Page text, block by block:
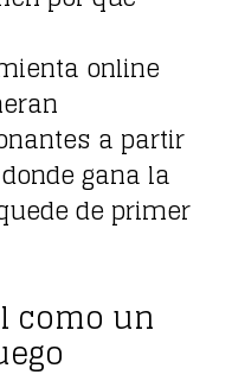
online
a partir
gana la
de primer
como un